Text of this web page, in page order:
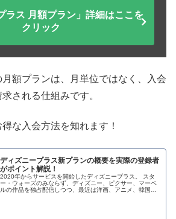
ラス 月額プラン」詳細はここを
クリック
額プランは、月単位ではなく、入会
される仕組みです。
な入会方法を知れます！
ディズニープラス新プランの概要を実際の登録者
がポイント解説！
2020年からサービスを開始したディズニープラス。 スタ
ー・ウォーズのみならず、ディズニー、ピクサー、マーベ
ルの作品を独占配信しつつ、最近は洋画、アニメ、韓国ド